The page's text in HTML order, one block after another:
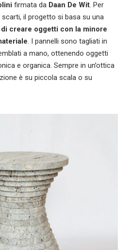
firmata da Daan De Wit. Per
il progetto si basa su una
creare oggetti con la minore
. I pannelli sono tagliati in
a mano, ottenendo oggetti
e organica. Sempre in un’ottica
è su piccola scala o su